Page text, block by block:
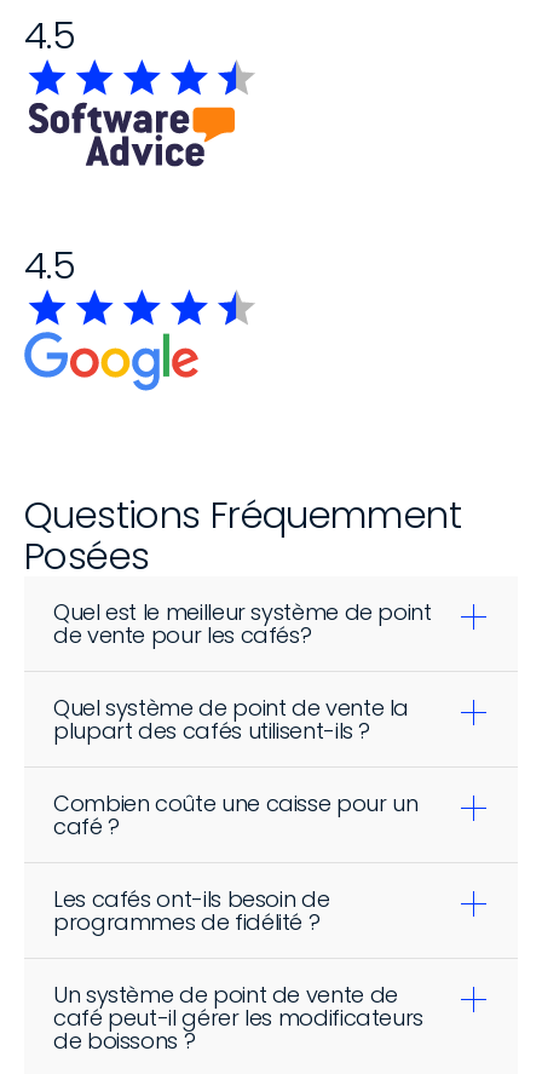
4.5
4.5
Questions Fréquemment
Posées
Quel est le meilleur système de point
de vente pour les cafés?
Quel système de point de vente la
plupart des cafés utilisent-ils ?
Combien coûte une caisse pour un
café ?
Les cafés ont-ils besoin de
programmes de fidélité ?
Un système de point de vente de
café peut-il gérer les modificateurs
de boissons ?